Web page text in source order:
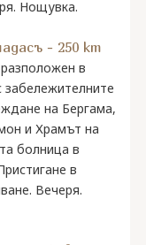
Нощувка.
- 250 km
в
забележителните
на Бергама,
и Храмът на
болница в
в
Вечеря.